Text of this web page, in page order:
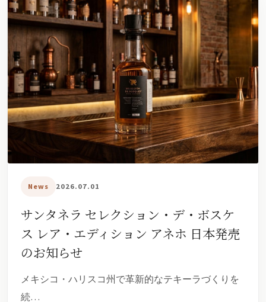
News 2026.07.01
サンタネラ セレクション・デ・ボスケ
ス レア・エディション アネホ 日本発売
のお知らせ
メキシコ・ハリスコ州で革新的なテキーラづくりを
続…